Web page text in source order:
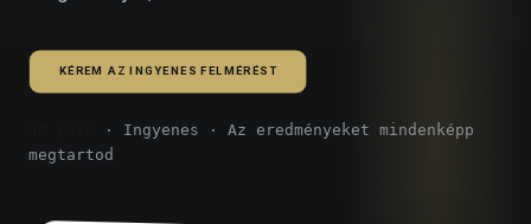
KÉREM AZ INGYENES FELMÉRÉST
· Ingyenes · Az eredményeket mindenképp
megtartod